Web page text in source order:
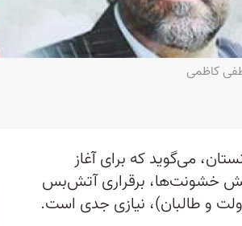
کاظمی
می‌گوید که برای آغاز
خشونت‌ها، برقراری آتش‌بس
و طالبان)، نیازی جدی است.